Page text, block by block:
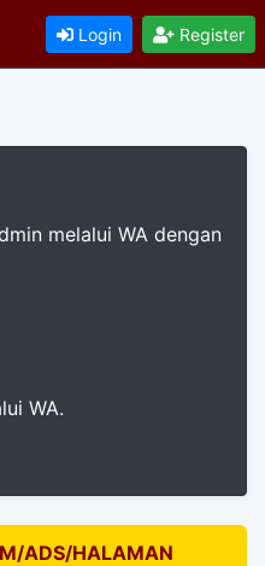
Login Register
melalui WA dengan
WA.
ADS/HALAMAN